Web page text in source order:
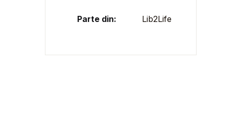
Parte din: Lib2Life